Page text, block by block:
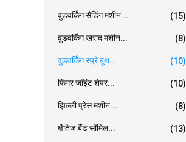
वुडवर्किंग सैंडिंग मशीन... (15)
वुडवर्किंग खराद मशीन... (8)
वुडवर्किंग स्प्रे बूथ... (10)
फिंगर जॉइंट शेपर... (10)
झिल्ली प्रेस मशीन... (8)
क्षैतिज बैंड सॉमिल... (13)